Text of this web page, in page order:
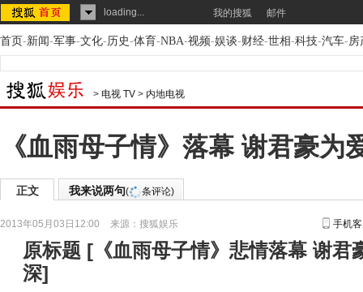
loading... 我的搜狐 邮件
首页-新闻-军事-文化-历史-体育-NBA-视频-娱谈-财经-世相-科技-汽车-房
> 电视 TV > 内地电视
《血雨母子情》落幕 谢君豪为
正文 我来说两句( 条评论)
2013年05月03日12:00 来源： 搜狐娱乐 手机
原标题 [ 《血雨母子情》悲情落幕 谢君
深]